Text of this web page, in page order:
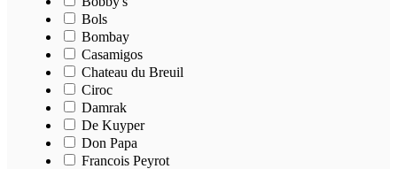
Bols
Bombay
Casamigos
Chateau du Breuil
Ciroc
Damrak
De Kuyper
Don Papa
Francois Peyrot